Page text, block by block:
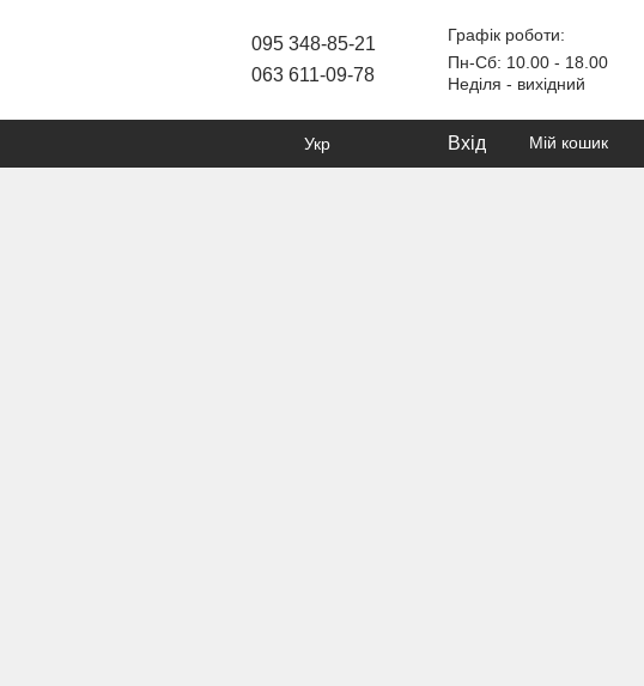
095 348-85-21
063 611-09-78
Графік роботи:
Пн-Сб: 10.00 - 18.00
Неділя - вихідний
Укр Вхід Мій кошик